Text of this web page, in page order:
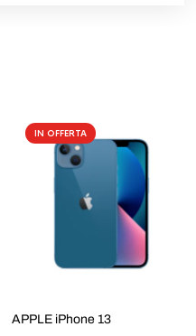
IN OFFERTA
APPLE iPhone 13